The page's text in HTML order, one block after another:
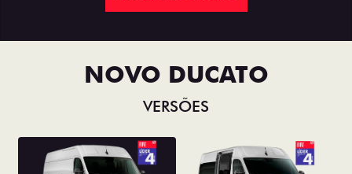
NOVO DUCATO
VERSÕES